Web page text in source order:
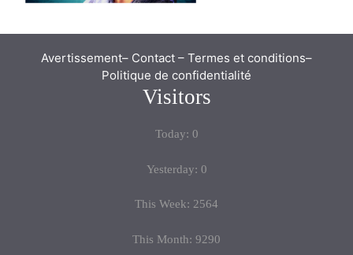
Avertissement– Contact – Termes et conditions–
Politique de confidentialité
Visitors
Today: 0
Yesterday: 0
This Week: 2564
This Month: 9290